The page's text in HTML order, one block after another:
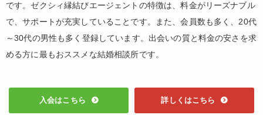
です。ゼクシィ縁結びエージェントの特徴は、料金がリーズナブル
で、サポートが充実していることです。また、会員数も多く、20代
～30代の男性も多く登録しています。出会いの質と料金の安さを求
める方に最もおススメな結婚相談所です。
入会はこちら 詳しくはこちら